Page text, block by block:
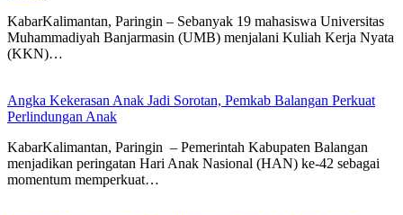
KabarKalimantan, Paringin – Sebanyak 19 mahasiswa Universitas
Muhammadiyah Banjarmasin (UMB) menjalani Kuliah Kerja Nyata
(KKN)…
Angka Kekerasan Anak Jadi Sorotan, Pemkab Balangan Perkuat
Perlindungan Anak
KabarKalimantan, Paringin – Pemerintah Kabupaten Balangan
menjadikan peringatan Hari Anak Nasional (HAN) ke-42 sebagai
momentum memperkuat…